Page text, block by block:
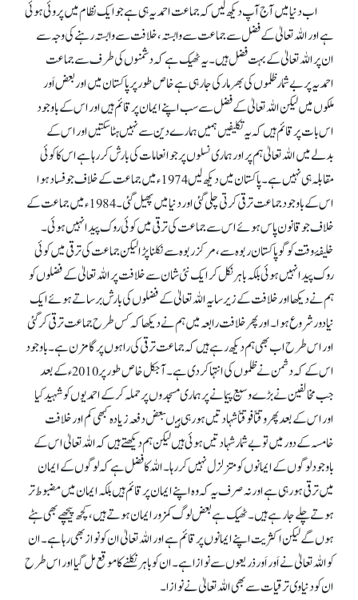
اب دنیا میں آج آپ دیکھ لیں کہ جماعت احمدیہ ہی ہے جو ایک نظام میں پروئی ہوئی
ہے اور اللہ تعالیٰ کے فضل سے جماعت سے وابستہ، خلافت سے وابستہ رہنے کی وجہ سے
ان پر اللہ تعالیٰ کے بہت فضل ہیں۔ یہ ٹھیک ہے کہ دشمنوں کی طرف سے جماعت
احمدیہ پر بےشمار ظلموں کی بھرمار کی جا رہی ہے خاص طور پر پاکستان میں اور بعض اَور
ملکوں میں لیکن اللہ تعالیٰ کے فضل سے سب اپنے ایمان پر قائم ہیں اور اس کے باوجود
اس بات پر قائم ہیں کہ یہ تکلیفیں ہمیں ہمارے دین سے نہیں ہٹا سکتیں اور اس کے
بدلے میں اللہ تعالیٰ ہم پر اور ہماری نسلوں پر جو انعامات کی بارش کر رہا ہے اس کا کوئی
مقابلہ ہی نہیں ہے۔ پاکستان میں دیکھ لیں 1974ء میں جماعت کے خلاف جو فساد ہوا
اس کے باوجود جماعت ترقی کرتی چلی گئی اور دنیا میں پھیل گئی۔ 1984ء میں جماعت کے
خلاف جو قانون پاس ہوئے اس سے جماعت کی ترقی میں کوئی روک پیدا نہیں ہوئی۔
خلیفۂ وقت کو گو پاکستان ربوہ سے، مرکز ربوہ سے نکلنا پڑا لیکن جماعت کی ترقی میں کوئی
روک پیدا نہیں ہوئی بلکہ باہر نکل کر ایک نئی شان سے خلافت پر اللہ تعالیٰ کے فضلوں کو
ہم نے دیکھا اور خلافت کے زیر سایہ اللہ تعالیٰ کے فضلوں کی بارش برساتے ہوئے ایک
نیا دور شروع ہوا۔ اور پھر خلافت رابعہ میں ہم نے دیکھا کہ کس طرح جماعت ترقی کر گئی
اور اس طرح اب بھی ہم دیکھ رہے ہیں کہ جماعت ترقی کی راہوں پر گامزن ہے۔ باوجود
اس کے کہ دشمن نے ظلموں کی انتہا کر دی ہے۔ آجکل خاص طور پر 2010ء کے بعد
جب مخالفین نے بڑے وسیع پیمانے پر ہماری مسجدوں پر حملہ کر کے احمدیوں کو شہید کیا
اور اس کے بعد پھر وقتاً فوقتاً شہادتیں ہو رہی ہیںبعض دفعہ زیادہ کبھی کم اور خلافت
خامسہ کے دور میں تو بےشمار شہادتیں ہوئی ہیں لیکن ہم دیکھتے ہیں کہ اللہ تعالیٰ اس کے
باوجود لوگوں کے ایمانوں کو متزلزل نہیں کر رہا۔ اللہ کا فضل ہے کہ لوگوں کے ایمان
میں ترقی ہو رہی ہے اور نہ صرف یہ کہ وہ اپنے ایمان پر قائم ہیں بلکہ ایمان میں مضبوط تر
ہوتے چلے جا رہے ہیں۔ ٹھیک ہے بعض لوگ کمزور ایمان ہوتے ہیں، کچھ پیچھے بھی ہٹے
ہوں گے لیکن اکثریت اپنے ایمانوں پر قائم ہے اور اللہ تعالیٰ ان کو نواز بھی رہا ہے۔ ان
کو اللہ تعالیٰ نے اَور اَور ذریعوں سے نوازا ہے۔ ان کو باہر نکلنے کا موقع مل گیا اور اس طرح
ان کو دنیاوی ترقیات سے بھی اللہ تعالیٰ نے نوازا۔